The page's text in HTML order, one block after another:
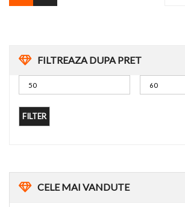
FILTREAZA DUPA PRET
FILTER
CELEMAI VANDUTE